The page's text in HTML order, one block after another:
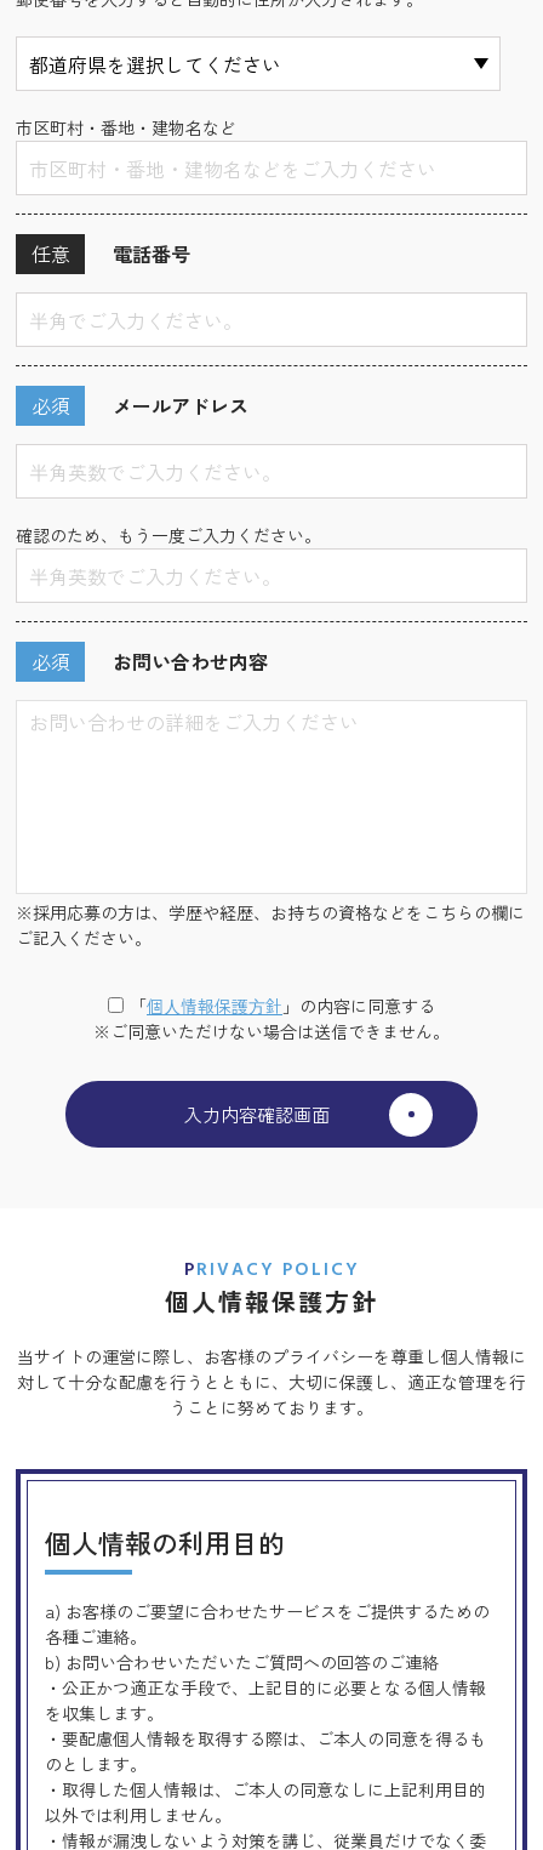
市区町村・番地・建物名など
電話番号
任意
メールアドレス
必須
確認のため、もう一度ご入力ください。
お問い合わせ内容
必須
※採用応募の方は、学歴や経歴、お持ちの資格などをこちらの欄に
ご記入ください。
「個⼈情報保護⽅針 」の内容に同意する
※ご同意いただけない場合は送信できません。
PRIVACY POLICY
個人情報保護方針
当サイトの運営に際し、お客様のプライバシーを尊重し個人情報に
対して十分な配慮を行うとともに、 大切に保護し、適正な管理を行
うことに努めております。
個人情報の利用目的
a) お客様のご要望に合わせたサービスをご提供するための
各種ご連絡。
b) お問い合わせいただいたご質問への回答のご連絡
・公正かつ適正な手段で、上記目的に必要となる個人情報
を収集します。
・要配慮個人情報を取得する際は、ご本人の同意を得るも
のとします。
・取得した個人情報は、ご本人の同意なしに上記利用目的
以外では利用しません。
・情報が漏洩しないよう対策を講じ、従業員だけでなく委